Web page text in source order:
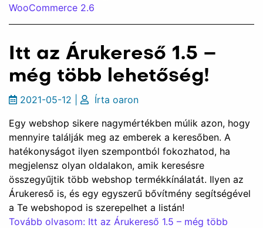
WooCommerce 2.6
Itt az Árukereső 1.5 –
még több lehetőség!
2021-05-12 Írta oaron
Egy webshop sikere nagymértékben múlik azon, hogy
mennyire találják meg az emberek a keresőben. A
hatékonyságot ilyen szempontból fokozhatod, ha
megjelensz olyan oldalakon, amik keresésre
összegyűjtik több webshop termékkínálatát. Ilyen az
Árukereső is, és egy egyszerű bővítmény segítségével
a Te webshopod is szerepelhet a listán!
Tovább olvasom: Itt az Árukereső 1.5 – még több